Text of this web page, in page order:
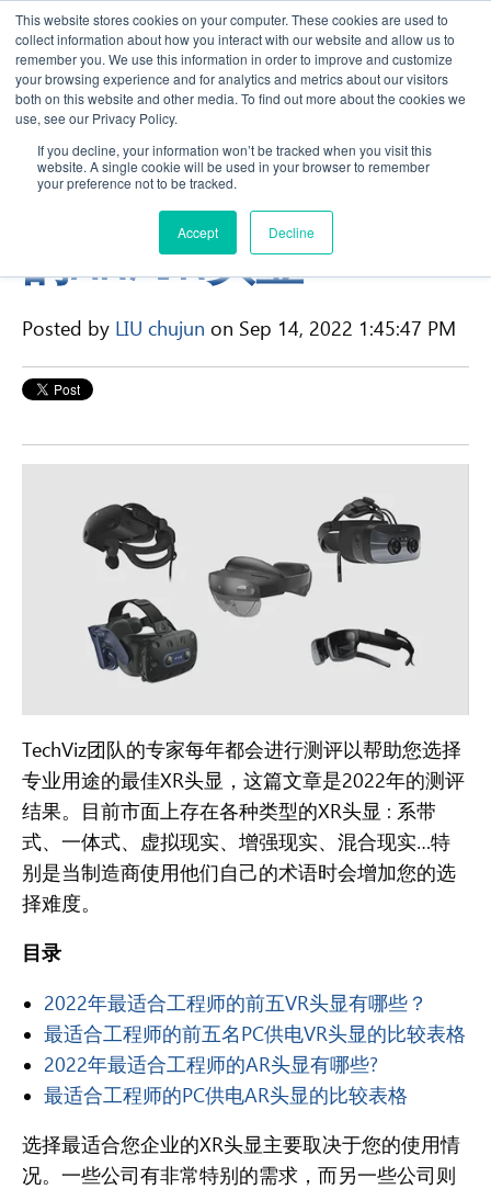
This website stores cookies on your computer. These cookies are used to
collect information about how you interact with our website and allow us to
remember you. We use this information in order to improve and customize
your browsing experience and for analytics and metrics about our visitors
both on this website and other media. To find out more about the cookies we
use, see our Privacy Policy.
If you decline, your information won’t be tracked when you visit this
website. A single cookie will be used in your browser to remember
your preference not to be tracked.
Accept Decline
2022年最适合工程师
的AR/VR头显
Posted by LIU chujun on Sep 14, 2022 1:45:47 PM
TechViz团队的专家每年都会进行测评以帮助您选择
专业用途的最佳XR头显，这篇文章是2022年的测评
结果。目前市面上存在各种类型的XR头显 : 系带
式、一体式、虚拟现实、增强现实、混合现实…特
别是当制造商使用他们自己的术语时会增加您的选
择难度。
目录
2022年最适合工程师的前五VR头显有哪些？
最适合工程师的前五名PC供电VR头显的比较表格
2022年最适合工程师的AR头显有哪些?
最适合工程师的PC供电AR头显的比较表格
选择最适合您企业的XR头显主要取决于您的使用情
况。一些公司有非常特别的需求，而另一些公司则